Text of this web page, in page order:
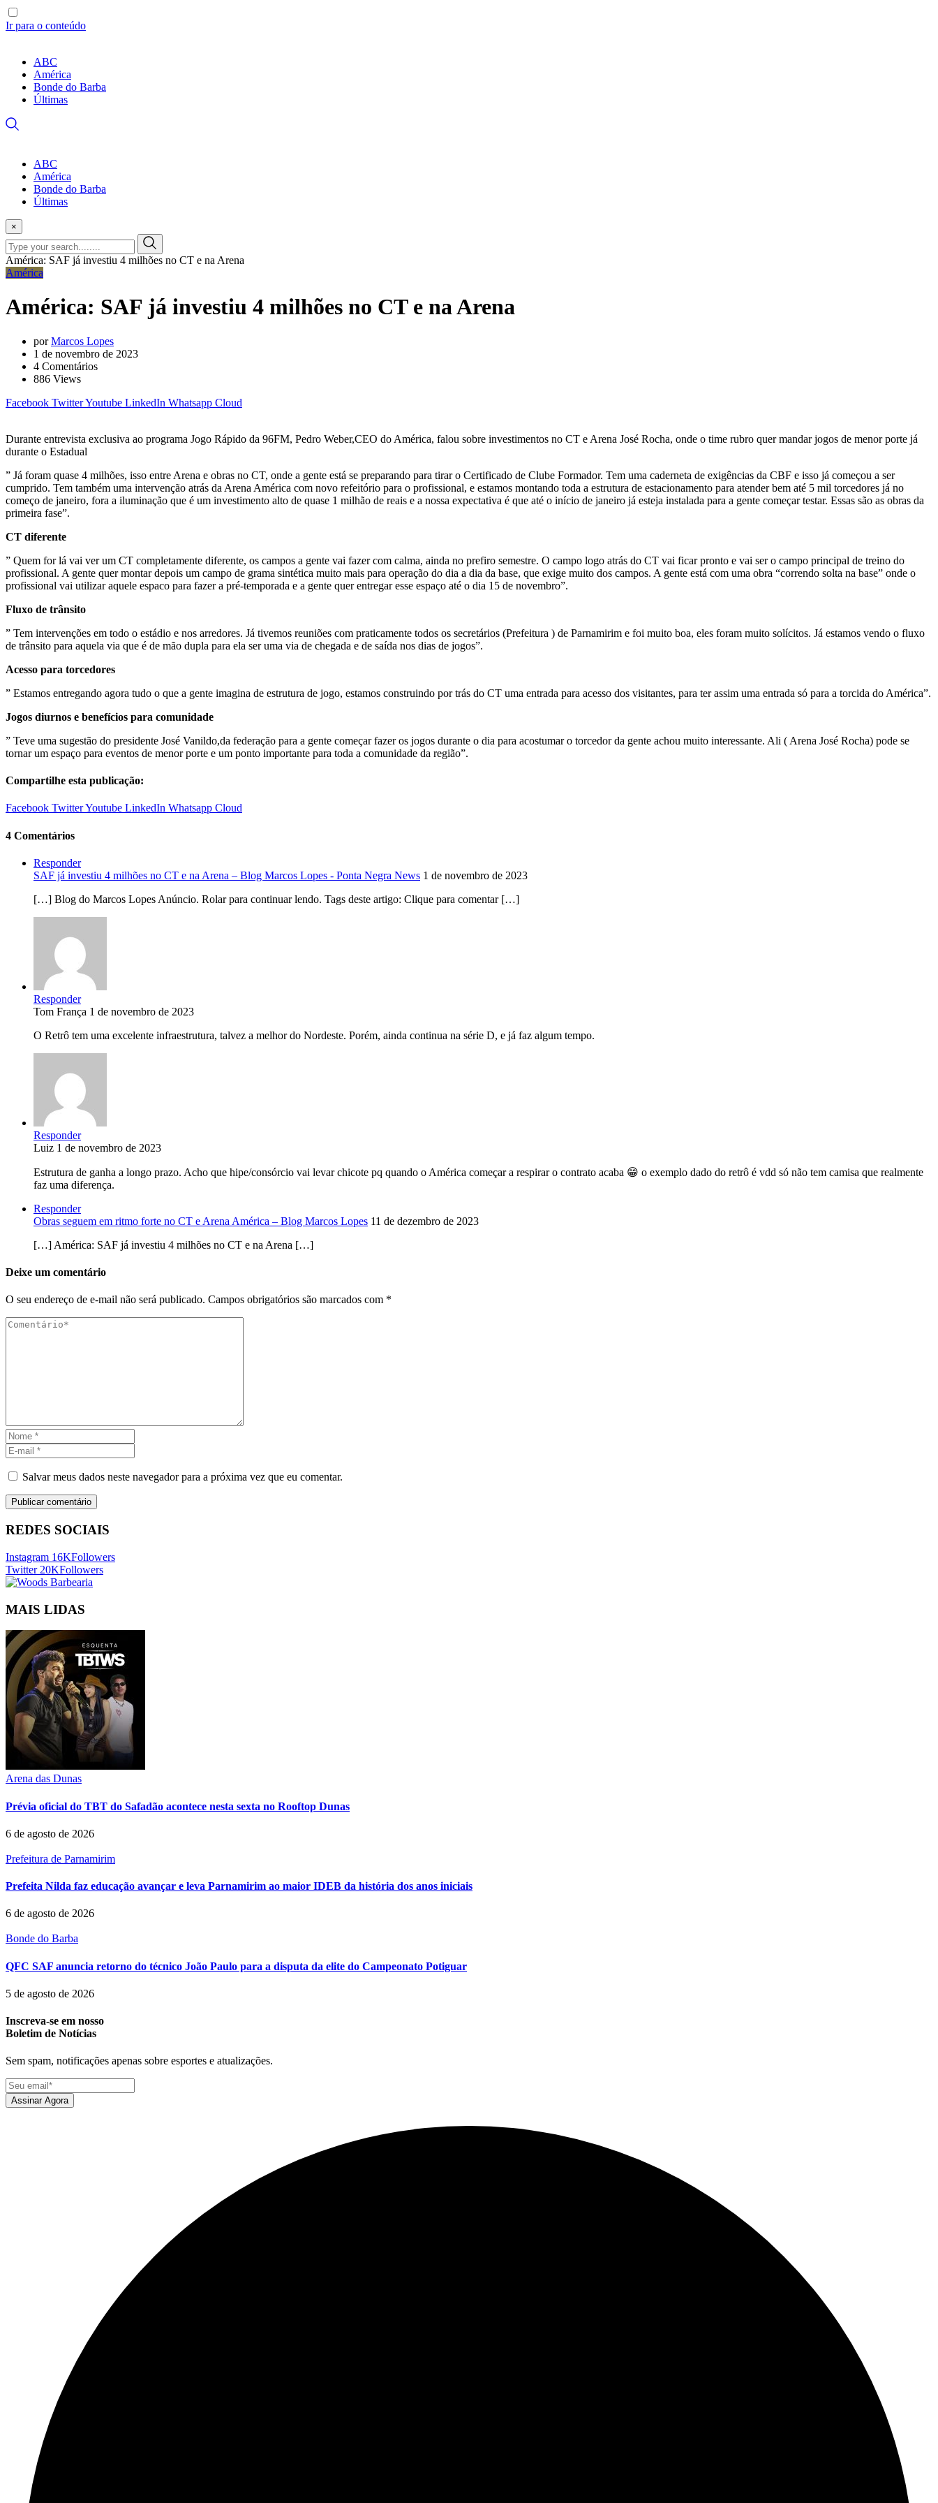
Ir para o conteúdo
ABC
América
Bonde do Barba
Últimas
ABC
América
Bonde do Barba
Últimas
×
América: SAF já investiu 4 milhões no CT e na Arena
América
América: SAF já investiu 4 milhões no CT e na Arena
porMarcos Lopes
1 de novembro de 2023
4 Comentários
886 Views
Facebook TwitterYoutube LinkedIn Whatsapp Cloud
Durante entrevista exclusiva ao programa Jogo Rápido da 96FM, Pedro Weber,CEO do América, falou sobre investimentos no CT e Arena José Rocha, onde o time rubro quer mandar jogos de menor porte já
durante o Estadual
” Já foram quase 4 milhões, isso entre Arena e obras no CT, onde a gente está se preparando para tirar o Certificado de Clube Formador. Tem uma caderneta de exigências da CBF e isso já começou a ser
cumprido. Tem também uma intervenção atrás da Arena América com novo refeitório para o profissional, e estamos montando toda a estrutura de estacionamento para atender bem até 5 mil torcedores já no
começo de janeiro, fora a iluminação que é um investimento alto de quase 1 milhão de reais e a nossa expectativa é que até o início de janeiro já esteja instalada para a gente começar testar. Essas são as obras da
primeira fase”.
CT diferente
” Quem for lá vai ver um CT completamente diferente, os campos a gente vai fazer com calma, ainda no prefiro semestre. O campo logo atrás do CT vai ficar pronto e vai ser o campo principal de treino do
profissional. A gente quer montar depois um campo de grama sintética muito mais para operação do dia a dia da base, que exige muito dos campos. A gente está com uma obra “correndo solta na base” onde o
profissional vai utilizar aquele espaco para fazer a pré-temporada e a gente quer entregar esse espaço até o dia 15 de novembro”.
Fluxo de trânsito
” Tem intervenções em todo o estádio e nos arredores. Já tivemos reuniões com praticamente todos os secretários (Prefeitura ) de Parnamirim e foi muito boa, eles foram muito solícitos. Já estamos vendo o fluxo
de trânsito para aquela via que é de mão dupla para ela ser uma via de chegada e de saída nos dias de jogos”.
Acesso para torcedores
” Estamos entregando agora tudo o que a gente imagina de estrutura de jogo, estamos construindo por trás do CT uma entrada para acesso dos visitantes, para ter assim uma entrada só para a torcida do América”.
Jogos diurnos e benefícios para comunidade
” Teve uma sugestão do presidente José Vanildo,da federação para a gente começar fazer os jogos durante o dia para acostumar o torcedor da gente achou muito interessante. Ali ( Arena José Rocha) pode se
tornar um espaço para eventos de menor porte e um ponto importante para toda a comunidade da região”.
Compartilhe esta publicação:
Facebook TwitterYoutube LinkedIn Whatsapp Cloud
4 Comentários
Responder
SAF já investiu 4 milhões no CT e na Arena – Blog Marcos Lopes - Ponta Negra News 1 de novembro de 2023
[…] Blog do Marcos Lopes Anúncio. Rolar para continuar lendo. Tags deste artigo: Clique para comentar […]
Responder
Tom França 1 de novembro de 2023
O Retrô tem uma excelente infraestrutura, talvez a melhor do Nordeste. Porém, ainda continua na série D, e já faz algum tempo.
Responder
Luiz 1 de novembro de 2023
Estrutura de ganha a longo prazo. Acho que hipe/consórcio vai levar chicote pq quando o América começar a respirar o contrato acaba 😁 o exemplo dado do retrô é vdd só não tem camisa que realmente
faz uma diferença.
Responder
Obras seguem em ritmo forte no CT e Arena América – Blog Marcos Lopes 11 de dezembro de 2023
[…] América: SAF já investiu 4 milhões no CT e na Arena […]
Deixe um comentário
O seu endereço de e-mail não será publicado. Campos obrigatórios são marcados com *
Salvar meus dados neste navegador para a próxima vez que eu comentar.
REDES SOCIAIS
Instagram 16KFollowers
Twitter 20KFollowers
MAIS LIDAS
Arena das Dunas
Prévia oficial do TBT do Safadão acontece nesta sexta no Rooftop Dunas
6 de agosto de 2026
Prefeitura de Parnamirim
Prefeita Nilda faz educação avançar e leva Parnamirim ao maior IDEB da história dos anos iniciais
6 de agosto de 2026
Bonde do Barba
QFC SAF anuncia retorno do técnico João Paulo para a disputa da elite do Campeonato Potiguar
5 de agosto de 2026
Inscreva-se em nosso
Boletim de Notícias
Sem spam, notificações apenas sobre esportes e atualizações.
Assinar Agora